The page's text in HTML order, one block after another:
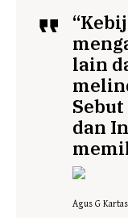
lain
dan
Agus G